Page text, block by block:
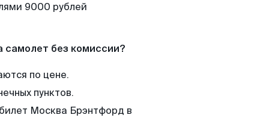
9000 рублей
самолет без комиссии?
по цене.
пунктов.
Москва Брэнтфорд в